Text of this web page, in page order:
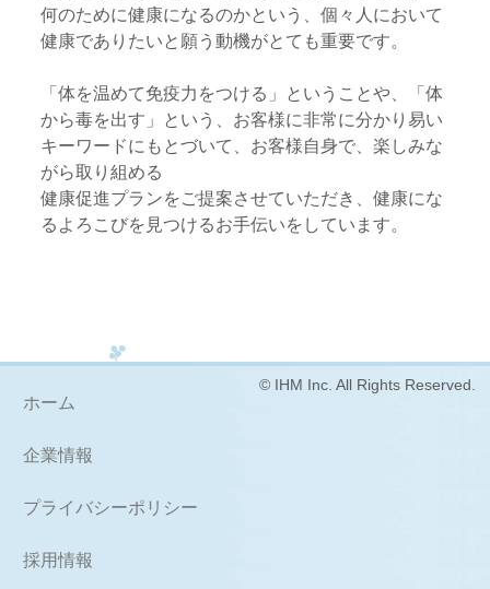
何のために健康になるのかという、個々人において
健康でありたいと願う動機がとても重要です。
「体を温めて免疫力をつける」ということや、「体
から毒を出す」という、お客様に非常に分かり易い
キーワードにもとづいて、お客様自身で、楽しみな
がら取り組める
健康促進プランをご提案させていただき、健康にな
るよろこびを見つけるお手伝いをしています。
ホーム
企業情報
プライバシーポリシー
採用情報
© IHM Inc. All Rights Reserved.